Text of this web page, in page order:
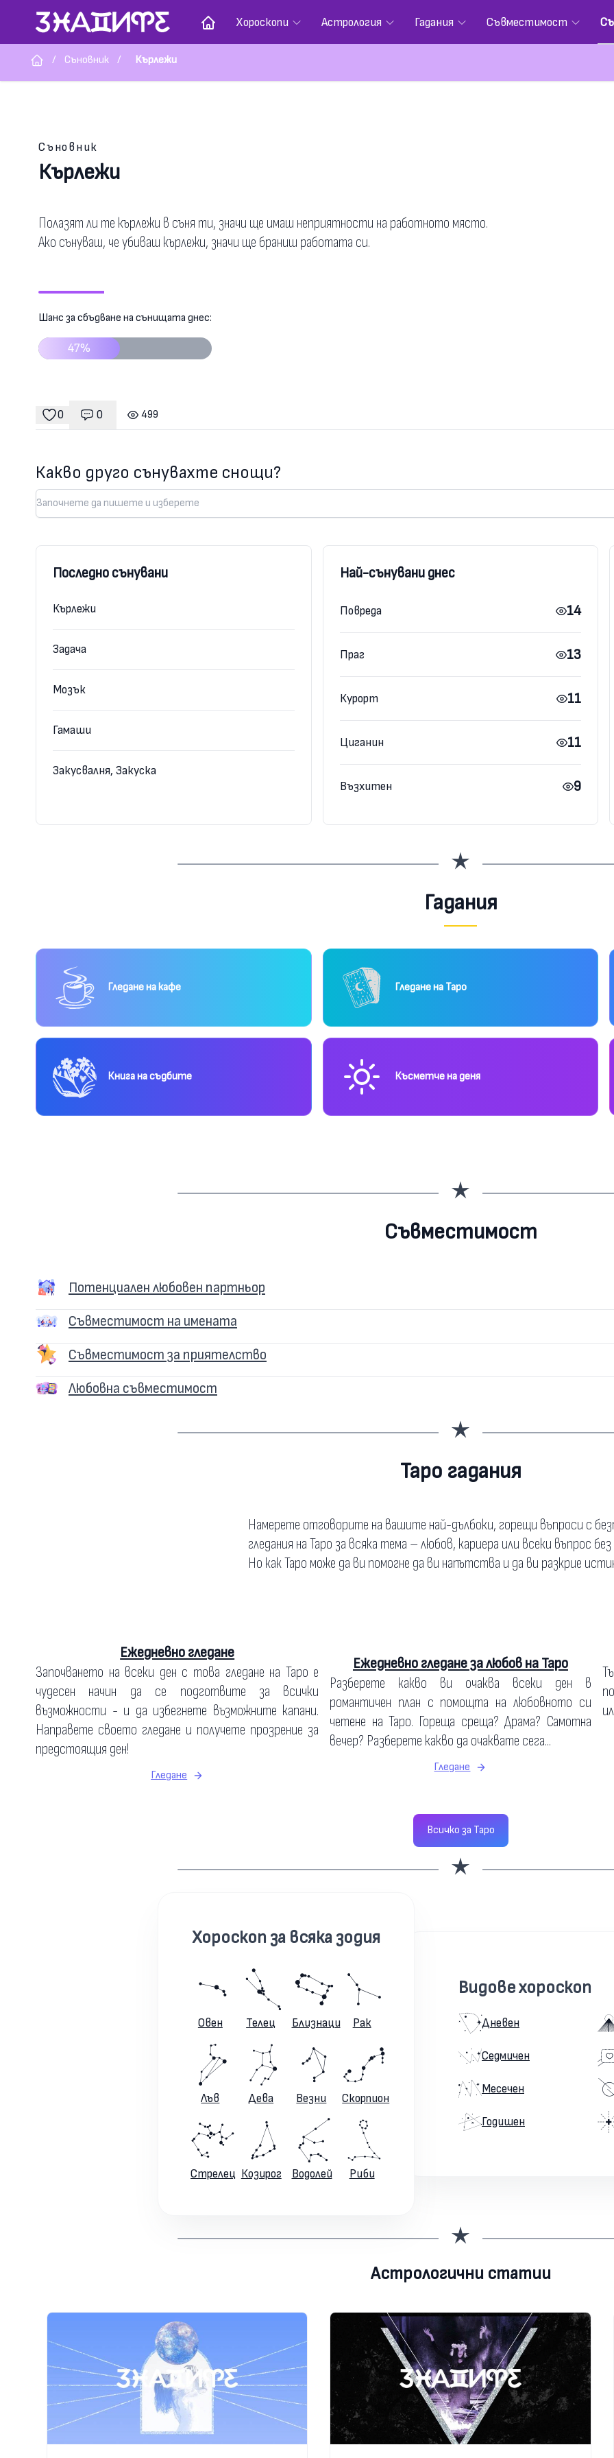
Хороскопи Астрология Гадания Съвместимост
/ Съновник / Кърлежи
Съновник
Кърлежи
Полазят ли те кърлежи в съня ти, значи ще имаш неприятности на работното място.
Ако сънуваш, че убиваш кърлежи, значи ще браниш работата си.
Шанс за сбъдване на сънищата днес:
47%
0
харесвания
0
Коментари
499
гледания
Какво друго сънувахте снощи?
Последно сънувани
Кърлежи
Задача
Мозък
Гамаши
Закусвалня, Закуска
Най-сънувани днес
Повреда 14
Праг 13
Курорт 11
Циганин 11
Възхитен 9
Гадания
Гледане на кафе Гледане на Таро
Книга на съдбите Късметче на деня
Съвместимост
Потенциален любовен партньор
Съвместимост на имената
Съвместимост за приятелство
Любовна съвместимост
Таро гадания
Намерете отговорите на вашите най-дълбоки, горещи въпроси с
гледания на Таро за всяка тема – любов, кариера или всеки въпрос
Но как Таро може да ви помогне да ви напътства и да ви разкрие
Ежедневно гледане
Започването на всеки ден с това гледане на Таро е
чудесен начин да се подготвите за всички
възможности - и да избегнете възможните капани.
Направете своето гледане и получете прозрение за
предстоящия ден!
Гледане
Ежедневно гледане за любов на Таро
Разберете какво ви очаква всеки ден в
романтичен план с помощта на любовното си
четене на Таро. Гореща среща? Драма? Самотна
вечер? Разберете какво да очаквате сега...
Гледане
Всичко за Таро
Хороскоп за всяка зодия
Овен Телец Близнаци Рак
Лъв Дева Везни Скорпион
Стрелец Козирог Водолей Риби
Видове хороскоп
Дневен
Седмичен
Месечен
Годишен
Астрологични статии